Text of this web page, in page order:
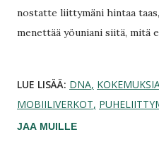
nostatte liittymäni hintaa
menettää yöuniani siitä, mitä
LUE LISÄÄ: DNA
MOBIILIVERKOT
JAA MUILLE